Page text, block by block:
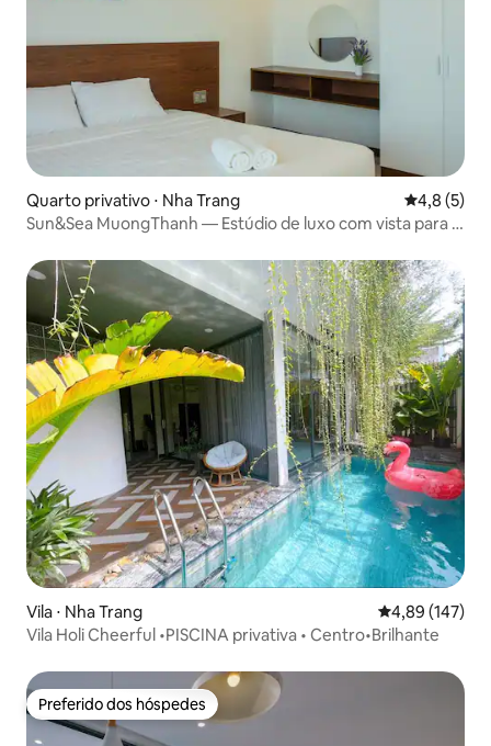
Quarto privativo ⋅ Nha Trang 4,8 de
4,8 (5)
Sun&Sea MuongThanh — Estúdio de luxo com vista para o
Vila ⋅ Nha Trang 4,89 de uma
4,89 (147)
Vila Holi Cheerful •PISCINA privativa • Centro•Brilhante
Preferido dos hóspedes
Preferido dos hóspedes